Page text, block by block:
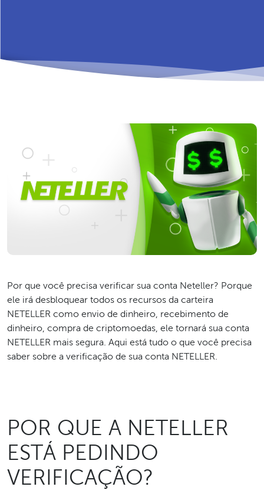
Por que você precisa verificar sua conta Neteller? Porque
ele irá desbloquear todos os recursos da carteira
NETELLER como envio de dinheiro, recebimento de
dinheiro, compra de criptomoedas, ele tornará sua conta
NETELLER mais segura. Aqui está tudo o que você precisa
saber sobre a verificação de sua conta NETELLER.
POR QUE A NETELLER
ESTÁ PEDINDO
VERIFICAÇÃO?